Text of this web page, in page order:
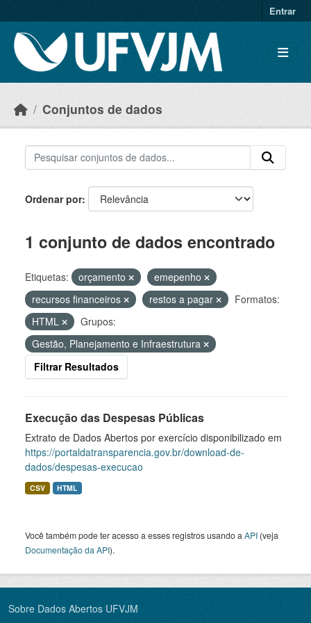
Entrar
Conjuntos de dados
Ordenar por
1 conjunto de dados encontrado
Etiquetas: orçamento
emepenho
recursos financeiros
restos a pagar
Formatos:
HTML
Grupos:
Gestão, Planejamento e Infraestrutura
Filtrar Resultados
Execução das Despesas Públicas
Extrato de Dados Abertos por exercício disponibilizado em
https://portaldatransparencia.gov.br/download-de-
dados/despesas-execucao
CSV HTML
Você também pode ter acesso a esses registros usando a API (veja
Documentação da API).
Sobre Dados Abertos UFVJM